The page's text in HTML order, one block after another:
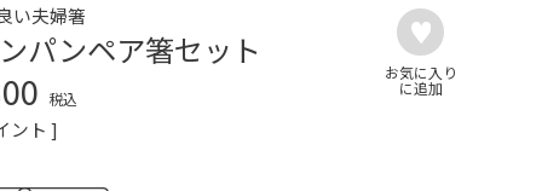
い夫婦箸
パンペア箸セット
税込
ント ]